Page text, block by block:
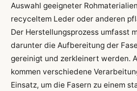
Auswahl geeigneter
recyceltem Leder oder anderen
Der Herstellungsprozess umfasst
darunter die Aufbereitung der
gereinigt und zerkleinert werden.
kommen verschiedene
Einsatz, um die Fasern zu einem